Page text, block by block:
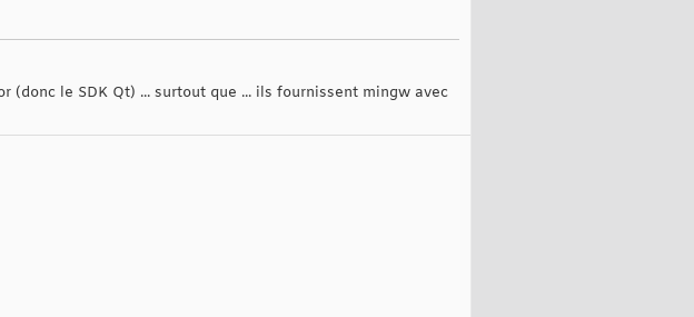
le SDK Qt) ... surtout que ... ils fournissent mingw avec